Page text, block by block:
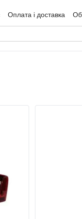
Оплата і доставка
Відгуки про магазин